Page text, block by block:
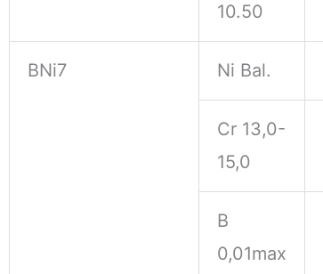
10.50
BNi7 Ni Bal.
Cr 13,0-
15,0
B
0,01max